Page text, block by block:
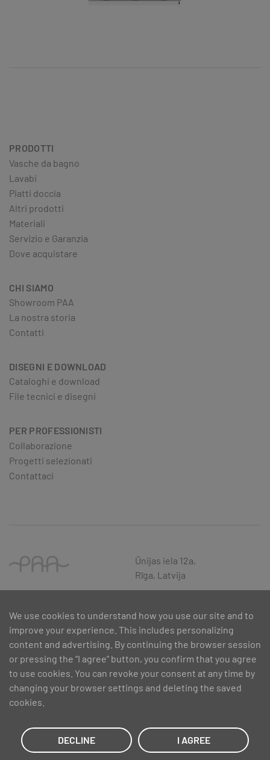
PRODOTTI
Vasche da bagno
Lavabi
Piatti doccia
Altri prodotti
Materiali
Servizio e Garanzia
Dove acquistare
CHI SIAMO
Showroom PAA
La nostra storia
Contatti
DISEGNI E DOWNLOAD
Cataloghi e download
File tecnici e disegni
PER PROFESSIONISTI
Collaborazione
Progetti selezionati
Contattaci
Ūnijas iela 12a,
Rīga, Latvija
saņemšanu pasākuma “Atbalsts MVU inovatīvas uzņēmējdarbības
attīstībai”, ko līdzfinansē Eiropas Reģionālās attīstības fonds.
We use cookies to understand how you use our site and to
improve your experience. This includes personalizing
content and advertising. By continuing the browser session
or pressing the “I agree” button, you confirm that you agree
to use cookies. You can revoke your consent at any time by
changing your browser settings and deleting the saved
cookies.
DECLINE I AGREE